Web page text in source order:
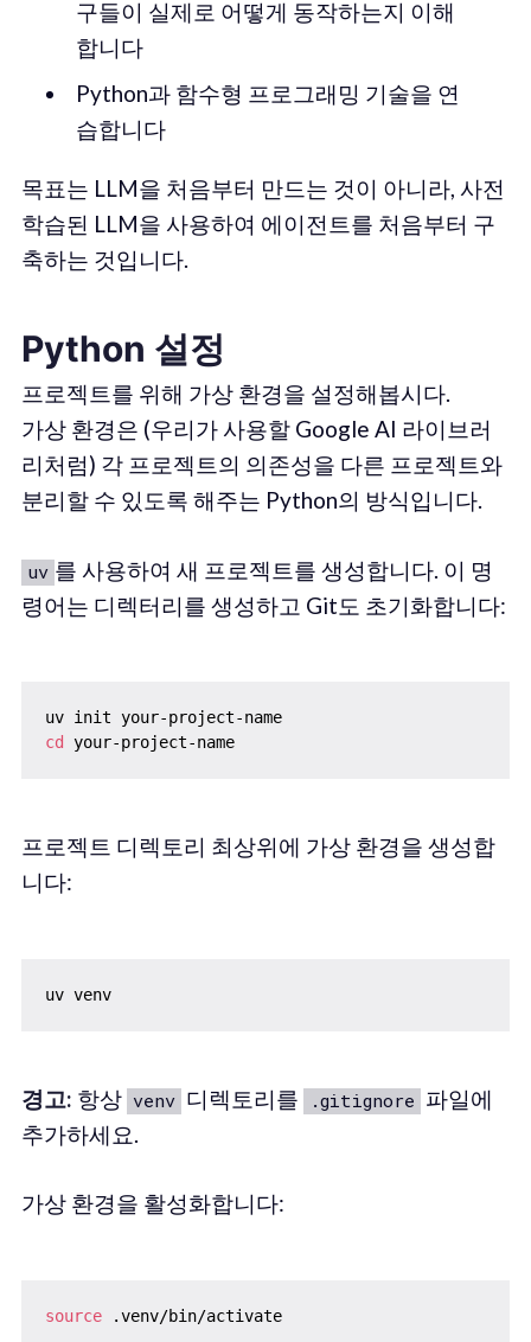
구들이 실제로 어떻게 동작하는지 이해
합니다
Python과 함수형 프로그래밍 기술을 연
습합니다
목표는 LLM을 처음부터 만드는 것이 아니라, 사전
학습된 LLM을 사용하여 에이전트를 처음부터 구
축하는 것입니다.
Python 설정
프로젝트를 위해 가상 환경을 설정해봅시다.
가상 환경은 (우리가 사용할 Google AI 라이브러
리처럼) 각 프로젝트의 의존성을 다른 프로젝트와
분리할 수 있도록 해주는 Python의 방식입니다.
uv 를 사용하여 새 프로젝트를 생성합니다. 이 명
령어는 디렉터리를 생성하고 Git도 초기화합니다:
uv init your-project-name
cd
your-project-name
프로젝트 디렉토리 최상위에 가상 환경을 생성합
니다:
uv venv
경고: 항상 venv 디렉토리를 .gitignore 파일에
추가하세요.
가상 환경을 활성화합니다:
source .venv/bin/activate